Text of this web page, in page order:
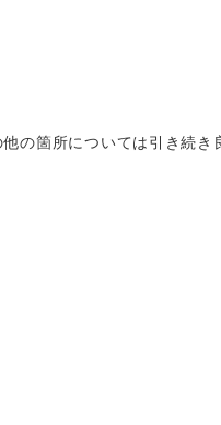
の箇所については引き続き